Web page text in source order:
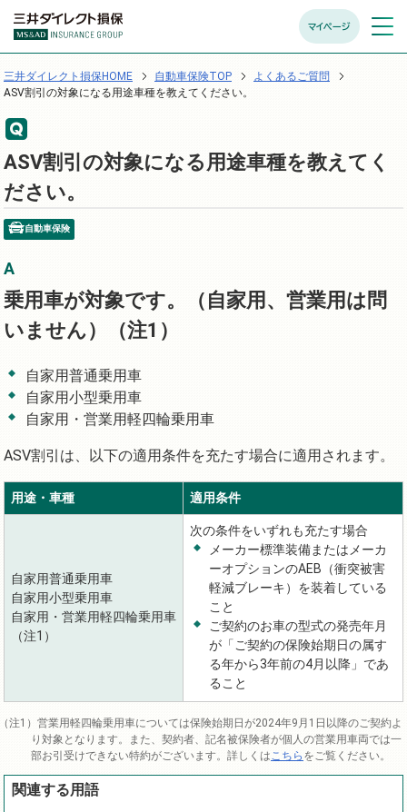
マイページ メニュ
開く
三井ダイレクト損保HOME 自動車保険TOP
よくあるご質問
ASV割引の対象になる用途車種を教えてください。
ASV割引の対象になる用途車種を教えてく
ださい。
自動車保険
乗用車が対象です。（自家用、営業用は問
いません）（注1）
自家用普通乗用車
自家用小型乗用車
自家用・営業用軽四輪乗用車
ASV割引は、以下の適用条件を充たす場合に適用されます。
用途・車種 適用条件
自家用普通乗用車
自家用小型乗用車
自家用・営業用軽四輪乗用車
（注1）
次の条件をいずれも充たす場合
メーカー標準装備またはメーカ
ーオプションのAEB（衝突被害
軽減ブレーキ）を装着している
こと
ご契約のお車の型式の発売年月
が「ご契約の保険始期日の属す
る年から3年前の4月以降」であ
ること
営業用軽四輪乗用車については保険始期日が2024年9月1日以降のご契約よ
り対象となります。また、契約者、記名被保険者が個人の営業用車両では一
部お引受けできない特約がございます。詳しくはこちら をご覧ください。
関連する用語